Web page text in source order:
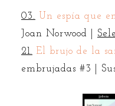
03. Un espía que
Joan Norwood |
21. El brujo de la
embrujadas #3 |